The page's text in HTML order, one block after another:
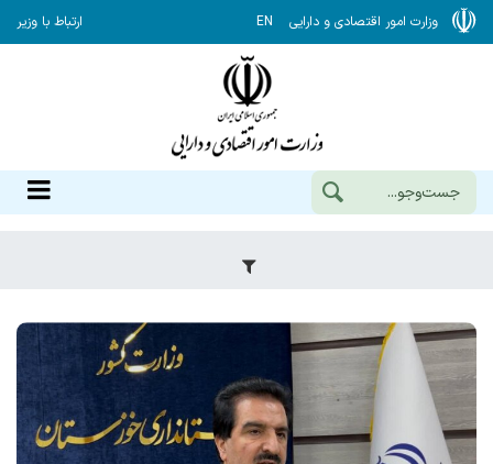
وزارت امور اقتصادی و دارایی EN ارتباط با وزیر